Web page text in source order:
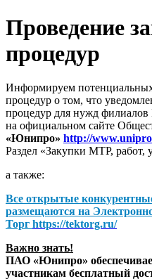
Проведение
процедур
Информируем
процедур о том, что
процедур для нужд
на официальном сайте
«Юнипро» http://
Раздел «Закупки МТР, работ,
а также:
Все открытые
размещаются на
Торг https://tektorg.ru/
Важно знать!
ПАО «Юнипро»
участникам бесплатный